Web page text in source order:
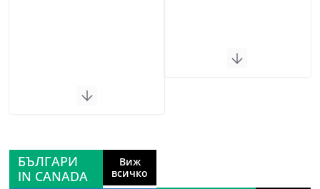
БЪЛГАРИ
IN CANADA
Виж
всичко